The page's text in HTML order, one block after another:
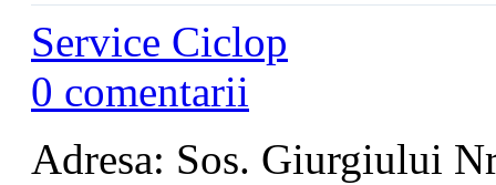
Service Ciclop
0 comentarii
Adresa: Sos. Giurgiului